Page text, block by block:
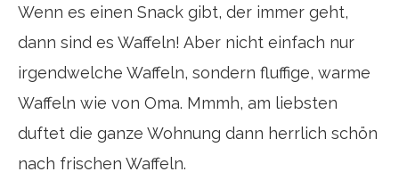
Wenn es einen Snack gibt, der immer geht,
dann sind es Waffeln! Aber nicht einfach nur
irgendwelche Waffeln, sondern fluffige, warme
Waffeln wie von Oma. Mmmh, am liebsten
duftet die ganze Wohnung dann herrlich schön
nach frischen Waffeln.